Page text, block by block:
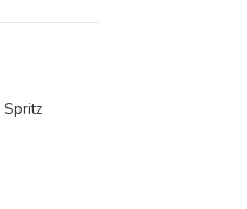
Spritz